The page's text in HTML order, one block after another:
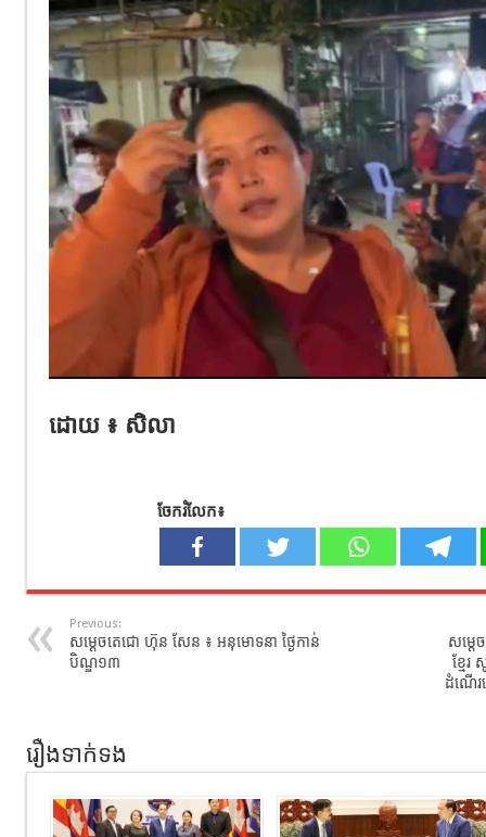
ដោយ ៖ សិលា
ចែករំលែក៖
Previous:
សម្តេចតេជោ ហ៊ុន សែន ៖ អនុមោទនា ថ្ងៃកាន់
បិណ្ឌ១៣
សម្ដ
ខ្មែ
ដំណើរ
រឿងទាក់ទង